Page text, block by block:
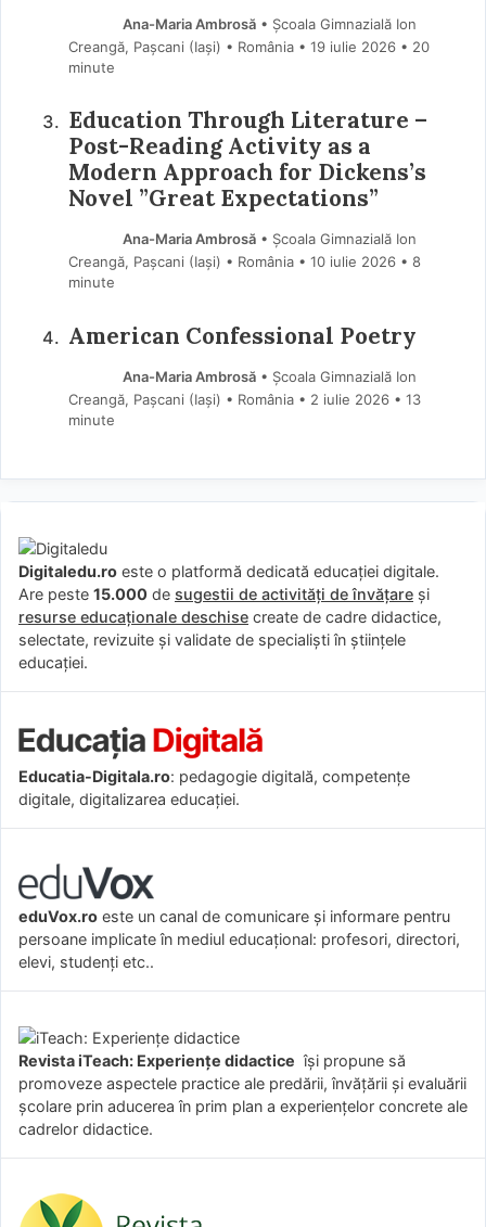
Ana-Maria Ambrosă• Școala Gimnazială Ion
Creangă, Pașcani (Iaşi) • România
19 iulie 2026 • 20
minute
Education Through Literature –
Post-Reading Activity as a
Modern Approach for Dickens’s
Novel ”Great Expectations”
Ana-Maria Ambrosă• Școala Gimnazială Ion
Creangă, Pașcani (Iaşi) • România
10 iulie 2026 • 8
minute
American Confessional Poetry
Ana-Maria Ambrosă• Școala Gimnazială Ion
Creangă, Pașcani (Iaşi) • România
2 iulie 2026 • 13
minute
Digitaledu.ro este o platformă dedicată educației digitale.
Are peste 15.000 de sugestii de activități de învățare și
resurse educaționale deschise create de cadre didactice,
selectate, revizuite și validate de specialiști în științele
educației.
Educatia-Digitala.ro: pedagogie digitală, competențe
digitale, digitalizarea educației.
eduVox.ro este un canal de comunicare și informare pentru
persoane implicate în mediul educațional: profesori, directori,
elevi, studenți etc..
Revista iTeach: Experienţe didactice îşi propune să
promoveze aspectele practice ale predării, învăţării şi evaluării
şcolare prin aducerea în prim plan a experienţelor concrete ale
cadrelor didactice.